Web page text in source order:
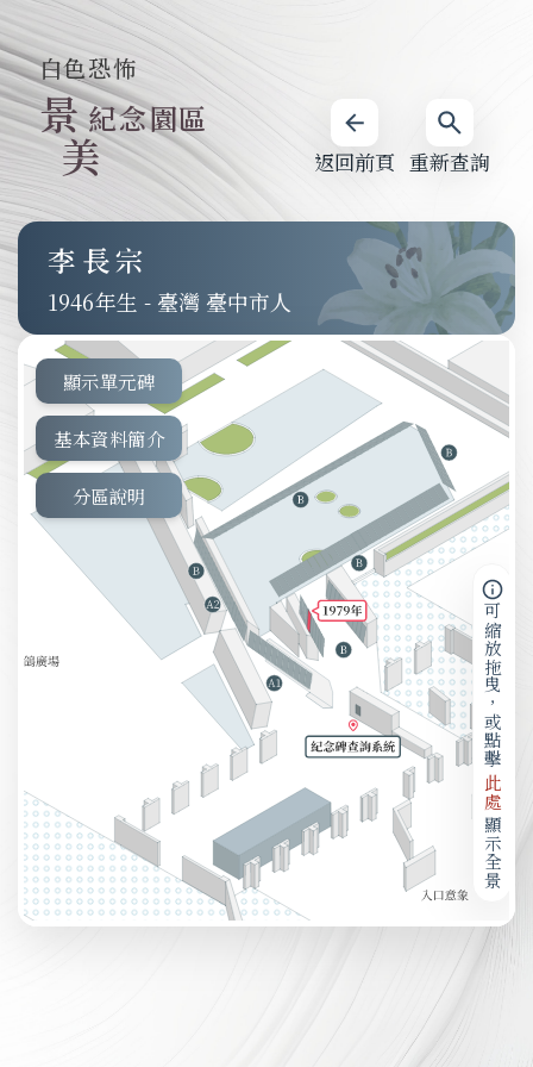
重新查詢
返回前頁
白色恐怖
景
美
紀念園區
李長宗
1946 - 臺灣 臺中市人
顯示單元碑
基本資料簡介
分區說明
可縮放拖曳，或點擊
此處
顯示全景